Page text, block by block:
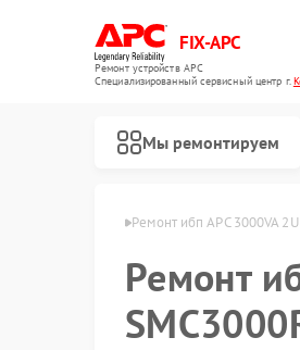
FIX-APC
Ремонт устройств APC
Специализированный cервисный центр г.
Мы ремонтируем
APC в Кемерово Ремонт ибп APC 3000VA
Ремонт